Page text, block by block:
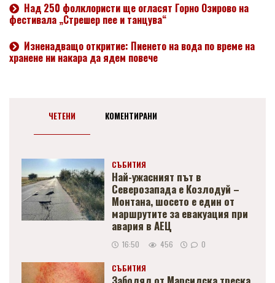
Над 250 фолклористи ще огласят Горно Озирово на
фестивала „Стрешер пее и танцува“
Изненадващо откритие: Пиенето на вода по време на
хранене ни накара да ядем повече
ЧЕТЕНИ КОМЕНТИРАНИ
СЪБИТИЯ
Най-ужасният път в
Северозапада е Козлодуй –
Монтана, шосето е един от
маршрутите за евакуация при
авария в АЕЦ
16:50 456 0
СЪБИТИЯ